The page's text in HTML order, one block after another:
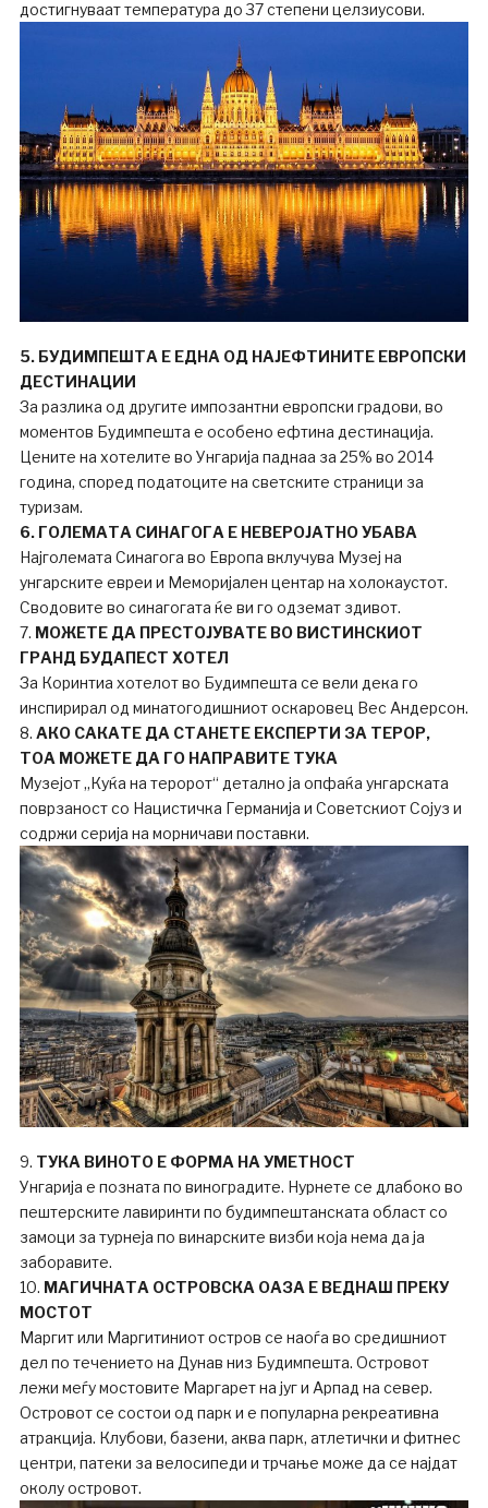
достигнуваат температура до 37 степени целзиусови.
5. БУДИМПЕШТА Е ЕДНА ОД НАЈЕФТИНИТЕ ЕВРОПСКИ
ДЕСТИНАЦИИ
За разлика од другите импозантни европски градови, во
моментов Будимпешта е особено ефтина дестинација.
Цените на хотелите во Унгарија паднаа за 25% во 2014
година, според податоците на светските страници за
туризам.
6. ГОЛЕМАТА СИНАГОГА Е НЕВЕРОЈАТНО УБАВА
Најголемата Синагога во Европа вклучува Музеј на
унгарските евреи и Меморијален центар на холокаустот.
Сводовите во синагогата ќе ви го одземат здивот.
7. МОЖЕТЕ ДА ПРЕСТОЈУВАТЕ ВО ВИСТИНСКИОТ
ГРАНД БУДАПЕСТ ХОТЕЛ
За Коринтиа хотелот во Будимпешта се вели дека го
инспирирал од минатогодишниот оскаровец Вес Андерсон.
8. АКО САКАТЕ ДА СТАНЕТЕ ЕКСПЕРТИ ЗА ТЕРОР,
ТОА МОЖЕТЕ ДА ГО НАПРАВИТЕ ТУКА
Музејот „Куќа на теророт“ детално ја опфаќа унгарската
поврзаност со Нацистичка Германија и Советскиот Сојуз и
содржи серија на морничави поставки.
9. ТУКА ВИНОТО Е ФОРМА НА УМЕТНОСТ
Унгарија е позната по виноградите. Нурнете се длабоко во
пештерските лавиринти по будимпештанската област со
замоци за турнеја по винарските визби која нема да ја
заборавите.
10. МАГИЧНАТА ОСТРОВСКА ОАЗА Е ВЕДНАШ ПРЕКУ
МОСТОТ
Маргит или Маргитиниот остров се наоѓа во средишниот
дел по течението на Дунав низ Будимпешта. Островот
лежи меѓу мостовите Маргарет на југ и Арпад на север.
Островот се состои од парк и е популарна рекреативна
атракција. Клубови, базени, аква парк, атлетички и фитнес
центри, патеки за велосипеди и трчање може да се најдат
околу островот.